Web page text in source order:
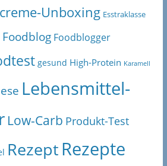
Unboxing Esstraklasse
Foodblog Foodblogger
gesund High-Protein Karamell
Lebensmittel-
Low-Carb Produkt-Test
RezeptRezepte